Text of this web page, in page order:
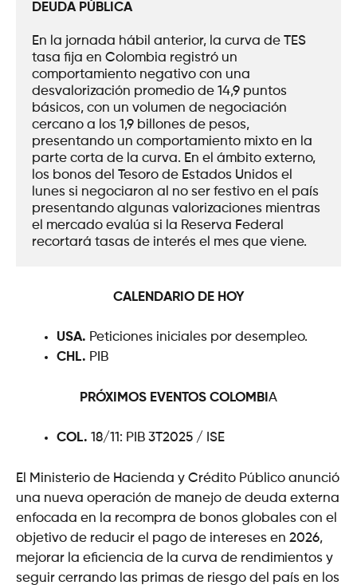
DEUDA PÚBLICA
En la jornada hábil anterior, la curva de TES
tasa fija en Colombia registró un
comportamiento negativo con una
desvalorización promedio de 14,9 puntos
básicos, con un volumen de negociación
cercano a los 1,9 billones de pesos,
presentando un comportamiento mixto en la
parte corta de la curva. En el ámbito externo,
los bonos del Tesoro de Estados Unidos el
lunes si negociaron al no ser festivo en el país
presentando algunas valorizaciones mientras
el mercado evalúa si la Reserva Federal
recortará tasas de interés el mes que viene.
CALENDARIO DE HOY
USA. Peticiones iniciales por desempleo.
CHL. PIB
PRÓXIMOS EVENTOS COLOMBI A
COL. 18/11: PIB 3T2025 / ISE
El Ministerio de Hacienda y Crédito Público anunció
una nueva operación de manejo de deuda externa
enfocada en la recompra de bonos globales con el
objetivo de reducir el pago de intereses en 2026,
mejorar la eficiencia de la curva de rendimientos y
seguir cerrando las primas de riesgo del país en los